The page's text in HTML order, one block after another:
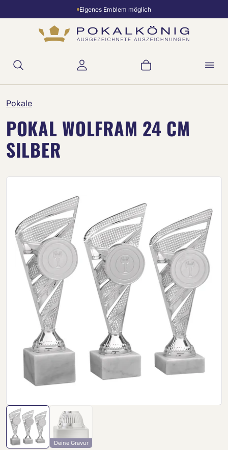
Zum Hauptinhalt springenEigenes Emblem möglich
Warenkorb
Pokale
POKAL WOLFRAM 24 CM
SILBER
Deine Gravur